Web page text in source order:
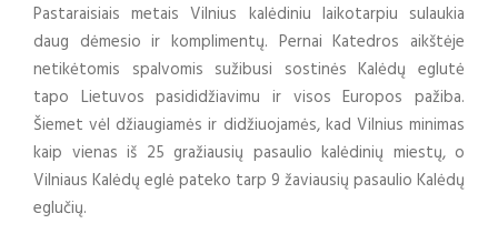
Pastaraisiais metais Vilnius kalėdiniu laikotarpiu sulaukia
daug dėmesio ir komplimentų. Pernai Katedros aikštėje
netikėtomis spalvomis sužibusi sostinės Kalėdų eglutė
tapo Lietuvos pasididžiavimu ir visos Europos pažiba.
Šiemet vėl džiaugiamės ir didžiuojamės, kad Vilnius minimas
kaip vienas iš 25 gražiausių pasaulio kalėdinių miestų, o
Vilniaus Kalėdų eglė pateko tarp 9 žaviausių pasaulio Kalėdų
eglučių.